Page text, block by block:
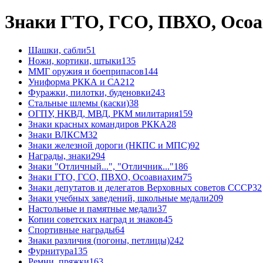
Знаки ГТО, ГСО, ПВХО,
Шашки, сабли51
Ножи, кортики, штыки135
ММГ оружия и боеприпасов144
Униформа РККА и СА212
Фуражки, пилотки, буденовки243
Стальные шлемы (каски)38
ОГПУ, НКВД, МВД, РКМ милитария159
Знаки красных командиров РККА28
Знаки ВЛКСМ32
Знаки железной дороги (НКПС и МПС)92
Награды, знаки294
Знаки "Отличный...", "Отличник..."186
Знаки ГТО, ГСО, ПВХО, Осоавиахим75
Знаки депутатов и делегатов Верховных советов СССР32
Знаки учебных заведений, школьные медали209
Настольные и памятные медали37
Копии советских наград и знаков45
Спортивные награды64
Знаки различия (погоны, петлицы)242
Фурнитура135